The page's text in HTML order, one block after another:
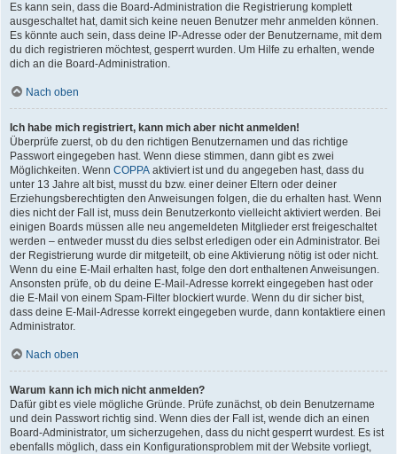
Es kann sein, dass die Board-Administration die Registrierung komplett
ausgeschaltet hat, damit sich keine neuen Benutzer mehr anmelden können.
Es könnte auch sein, dass deine IP-Adresse oder der Benutzername, mit dem
du dich registrieren möchtest, gesperrt wurden. Um Hilfe zu erhalten, wende
dich an die Board-Administration.
Nach oben
Ich habe mich registriert, kann mich aber nicht anmelden!
Überprüfe zuerst, ob du den richtigen Benutzernamen und das richtige
Passwort eingegeben hast. Wenn diese stimmen, dann gibt es zwei
Möglichkeiten. Wenn COPPA aktiviert ist und du angegeben hast, dass du
unter 13 Jahre alt bist, musst du bzw. einer deiner Eltern oder deiner
Erziehungsberechtigten den Anweisungen folgen, die du erhalten hast. Wenn
dies nicht der Fall ist, muss dein Benutzerkonto vielleicht aktiviert werden. Bei
einigen Boards müssen alle neu angemeldeten Mitglieder erst freigeschaltet
werden – entweder musst du dies selbst erledigen oder ein Administrator. Bei
der Registrierung wurde dir mitgeteilt, ob eine Aktivierung nötig ist oder nicht.
Wenn du eine E-Mail erhalten hast, folge den dort enthaltenen Anweisungen.
Ansonsten prüfe, ob du deine E-Mail-Adresse korrekt eingegeben hast oder
die E-Mail von einem Spam-Filter blockiert wurde. Wenn du dir sicher bist,
dass deine E-Mail-Adresse korrekt eingegeben wurde, dann kontaktiere einen
Administrator.
Nach oben
Warum kann ich mich nicht anmelden?
Dafür gibt es viele mögliche Gründe. Prüfe zunächst, ob dein Benutzername
und dein Passwort richtig sind. Wenn dies der Fall ist, wende dich an einen
Board-Administrator, um sicherzugehen, dass du nicht gesperrt wurdest. Es ist
ebenfalls möglich, dass ein Konfigurationsproblem mit der Website vorliegt,